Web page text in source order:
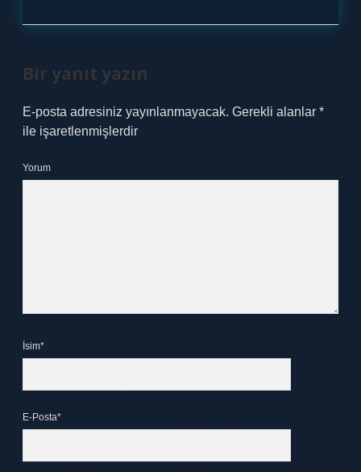
Bir yanıt yazın
E-posta adresiniz yayınlanmayacak. Gerekli alanlar *
ile işaretlenmişlerdir
Yorum
İsim*
E-Posta*